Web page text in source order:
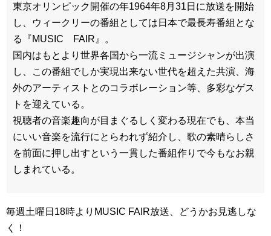
東京オリンピック開催の年1964年8月31日に放送を開始
し、ウィークリーの番組としては日本で最長寿番組とな
る『MUSIC FAIR』。
国内はもとより世界各国から一流ミュージシャンが出演
し、この番組でしか実現出来ない世代を超えた共演、海
外のアーティストとのコラボレーション等、多彩なゲス
トを迎えている。
視聴者の音楽趣向が目まぐるしく変わる現在でも、本当
にいい音楽を流行にとらわれず紹介し、歌の素晴らしさ
を前面に押し出すという一貫した番組作りで今もなお親
しまれている。
毎週土曜日18時よりMUSIC FAIR放送、どうかお見逃しな
く！